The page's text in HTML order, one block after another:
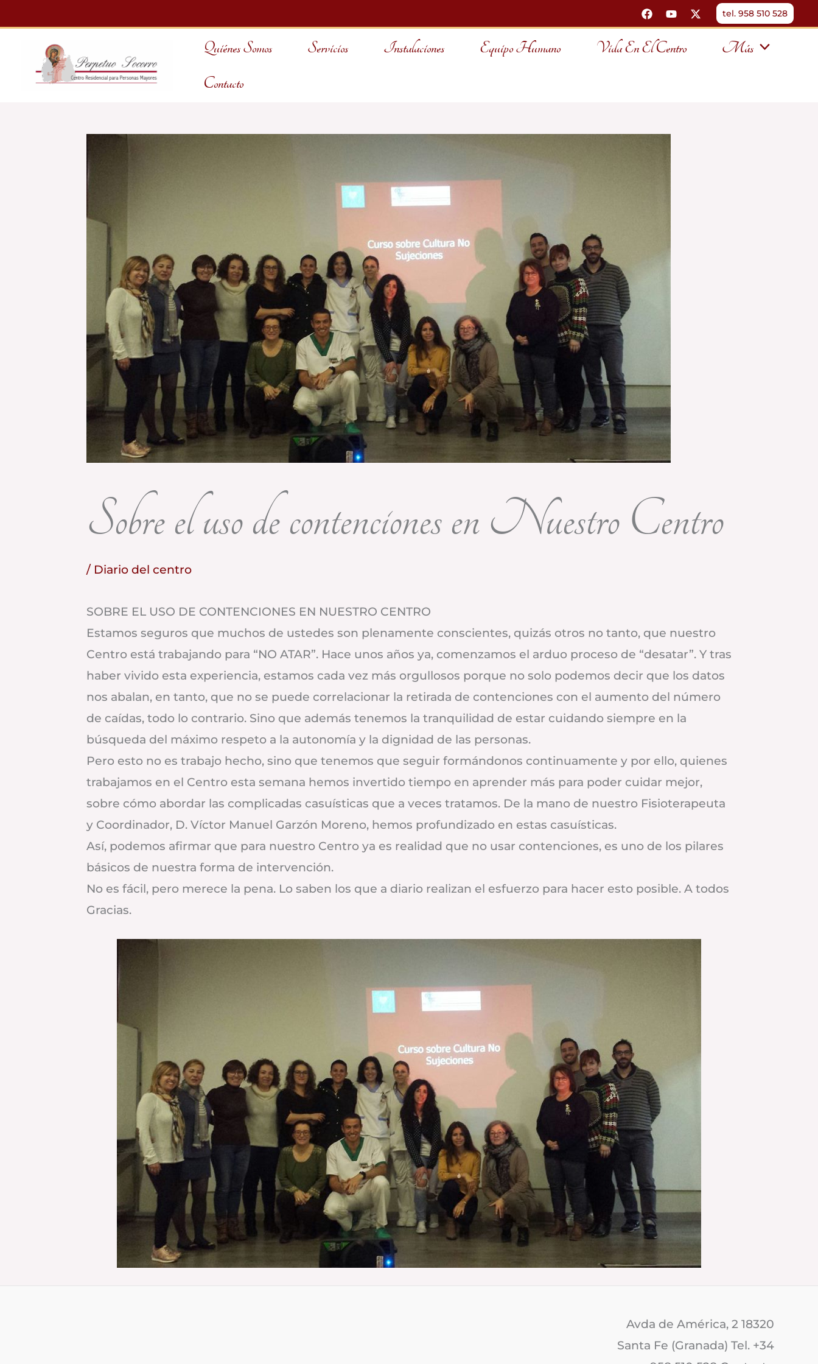
al
contenido
tel. 958 510 528
Quiénes Somos Servicios Instalaciones Equipo Humano Vida En El Centro
Más
Contacto
Sobre el uso de contenciones en Nuestro Centro
/ Diario del centro
SOBRE EL USO DE CONTENCIONES EN NUESTRO CENTRO
Estamos seguros que muchos de ustedes son plenamente conscientes, quizás otros no tanto, que nuestro
Centro está trabajando para “NO ATAR”. Hace unos años ya, comenzamos el arduo proceso de “desatar”. Y tras
haber vivido esta experiencia, estamos cada vez más orgullosos porque no solo podemos decir que los datos
nos abalan, en tanto, que no se puede correlacionar la retirada de contenciones con el aumento del número
de caídas, todo lo contrario. Sino que además tenemos la tranquilidad de estar cuidando siempre en la
búsqueda del máximo respeto a la autonomía y la dignidad de las personas.
Pero esto no es trabajo hecho, sino que tenemos que seguir formándonos continuamente y por ello, quienes
trabajamos en el Centro esta semana hemos invertido tiempo en aprender más para poder cuidar mejor,
sobre cómo abordar las complicadas casuísticas que a veces tratamos. De la mano de nuestro Fisioterapeuta
y Coordinador, D. Víctor Manuel Garzón Moreno, hemos profundizado en estas casuísticas.
Así, podemos afirmar que para nuestro Centro ya es realidad que no usar contenciones, es uno de los pilares
básicos de nuestra forma de intervención.
No es fácil, pero merece la pena. Lo saben los que a diario realizan el esfuerzo para hacer esto posible. A todos
Gracias.
Avda de América, 2 18320
Santa Fe (Granada) Tel. +34